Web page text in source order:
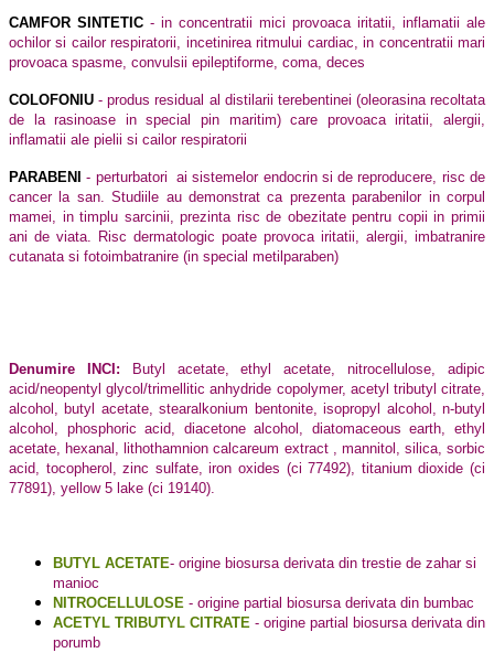
CAMFOR SINTETIC - in concentratii mici provoaca iritatii, inflamatii ale
ochilor si cailor respiratorii, incetinirea ritmului cardiac, in concentratii mari
provoaca spasme, convulsii epileptiforme, coma, deces
COLOFONIU - produs residual al distilarii terebentinei (oleorasina recoltata
de la rasinoase in special pin maritim) care provoaca iritatii, alergii,
inflamatii ale pielii si cailor respiratorii
PARABENI - perturbatori
ai sistemelor endocrin si de reproducere, risc de
cancer la san. Studiile au demonstrat ca prezenta parabenilor in corpul
mamei, in timplu sarcinii, prezinta risc de obezitate pentru copii in primii
ani de viata. Risc dermatologic poate provoca iritatii, alergii, imbatranire
cutanata si fotoimbatranire (in special metilparaben)
Denumire INCI: Butyl acetate, ethyl acetate, nitrocellulose, adipic
acid/neopentyl glycol/trimellitic anhydride copolymer, acetyl tributyl citrate,
alcohol, butyl acetate, stearalkonium bentonite, isopropyl alcohol, n-butyl
alcohol, phosphoric acid, diacetone alcohol, diatomaceous earth, ethyl
acetate, hexanal, lithothamnion calcareum extract , mannitol, silica, sorbic
acid, tocopherol, zinc sulfate, iron oxides (ci 77492), titanium dioxide (ci
77891), yellow 5 lake (ci 19140).
BUTYL ACETATE- origine biosursa derivata din trestie de zahar si
manioc
NITROCELLULOSE - origine partial biosursa derivata din bumbac
ACETYL TRIBUTYL CITRATE - origine partial biosursa derivata din
porumb